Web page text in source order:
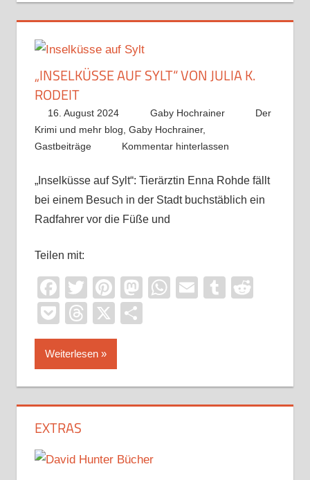
„INSELKÜSSE AUF SYLT“ VON JULIA K.
RODEIT
16. August 2024 Gaby Hochrainer
Der
Krimi und mehr blog Gaby Hochrainer,
Gastbeiträge
Kommentar hinterlassen
„Inselküsse auf Sylt“: Tierärztin Enna Rohde fällt
bei einem Besuch in der Stadt buchstäblich ein
Radfahrer vor die Füße und
Teilen mit:
Facebook
TwitterPinterest
Mastodon
WhatsApp
EmailTumblr
PocketThreads
X
Weiterlesen
EXTRAS